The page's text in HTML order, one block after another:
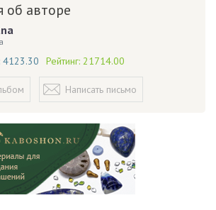
авторе
4123.30 Рейтинг: 21714.00
Написать письмо